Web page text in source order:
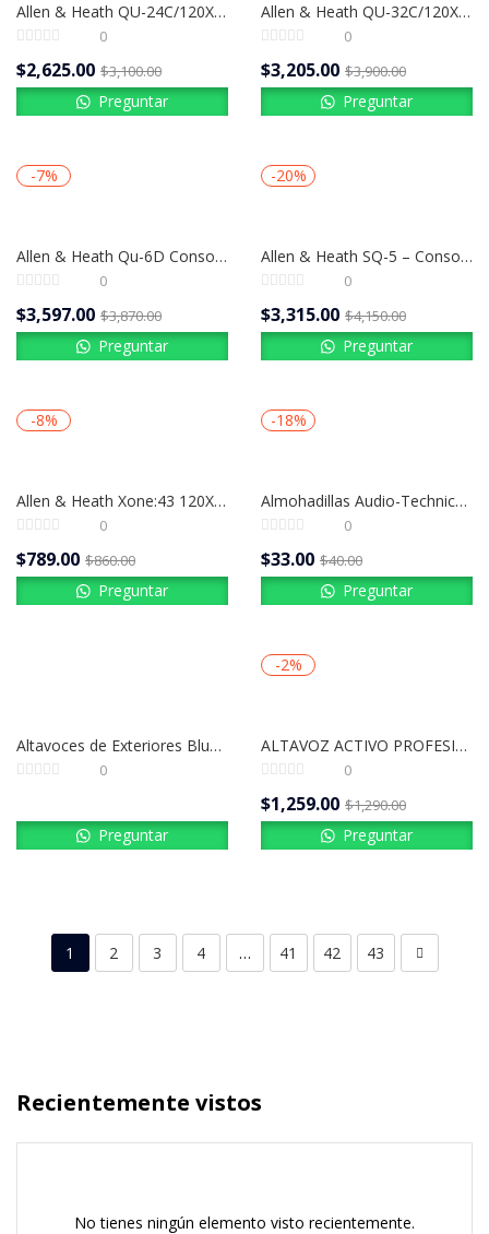
Allen & Heath QU-24C/120X – Consola Digital de 25 Faders Motorizados y 24 Entradas Mono
0
$2,625.00 $3,100.00
Preguntar
Allen & Heath QU-32C/120X – Consola Digital Profesional de 33 Faders Motorizados
0
$3,205.00 $3,900.00
Preguntar
-7%
Allen & Heath Qu-6D Consola Digital Profesional 38 Entradas con Dante 96 kHz
0
$3,597.00 $3,870.00
Preguntar
-20%
Allen & Heath SQ-5 – Consola Digital Profesional 48 Canales / 96 kHz | Potencia Compacta para Sonido en Vivo
0
$3,315.00 $4,150.00
Preguntar
-8%
Allen & Heath Xone:43 120X | Mixer DJ Profesional Analógico de 4 Canales
0
$789.00 $860.00
Preguntar
-18%
Almohadillas Audio-Technica HP-EP – ¡Tus Audífonos Como el Primer Día!
0
$33.00 $40.00
Preguntar
Altavoces de Exteriores Bluetooth 6.5” Pure Acoustic Calisto (Activo + Pasivo)
0
Preguntar
-2%
ALTAVOZ ACTIVO PROFESIONAL RCF | ART 932-A
0
$1,259.00 $1,290.00
Preguntar
1 2 3 4 … 41 42 43
Recientemente vistos
No tienes ningún elemento visto recientemente.